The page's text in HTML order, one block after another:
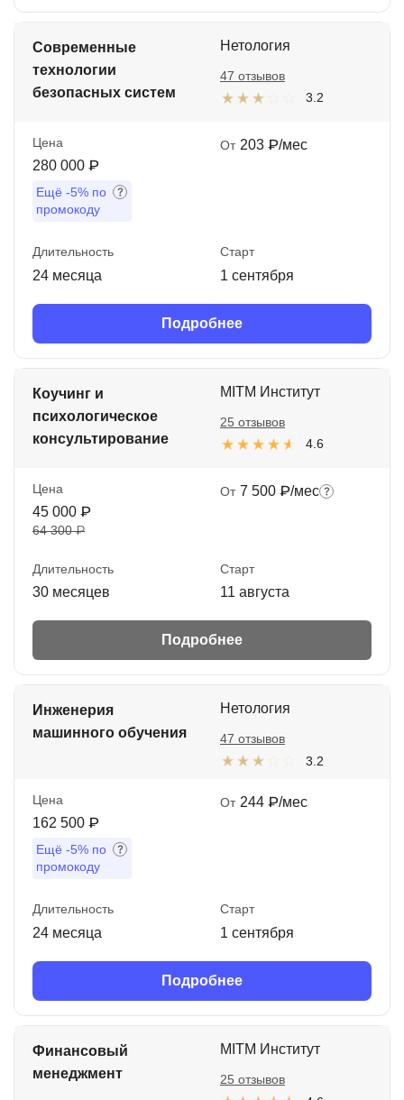
Современные
технологии
безопасных систем
Нетология
3.2
47 отзывов
Цена
280 000 ₽
Ещё -5% по
промокоду
От 203 ₽/мес
Длительность
24 месяца
Старт
1 сентября
Подробнее
Коучинг и
психологическое
консультирование
MITM Институт
4.6
25 отзывов
Цена
45 000 ₽
64 300 ₽
От 7 500 ₽/мес
Длительность
30 месяцев
Старт
11 августа
Подробнее
Инженерия
машинного обучения
Нетология
3.2
47 отзывов
Цена
162 500 ₽
Ещё -5% по
промокоду
От 244 ₽/мес
Длительность
24 месяца
Старт
1 сентября
Подробнее
Финансовый
менеджмент
MITM Институт
25 отзывов